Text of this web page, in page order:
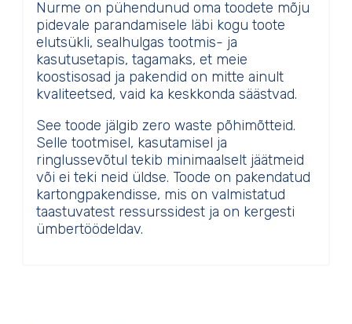
Nurme on pühendunud oma toodete mõju
pidevale parandamisele läbi kogu toote
elutsükli, sealhulgas tootmis- ja
kasutusetapis, tagamaks, et meie
koostisosad ja pakendid on mitte ainult
kvaliteetsed, vaid ka keskkonda säästvad.
See toode jälgib zero waste põhimõtteid.
Selle tootmisel, kasutamisel ja
ringlussevõtul tekib minimaalselt jäätmeid
või ei teki neid üldse. Toode on pakendatud
kartongpakendisse, mis on valmistatud
taastuvatest ressurssidest ja on kergesti
ümbertöödeldav.